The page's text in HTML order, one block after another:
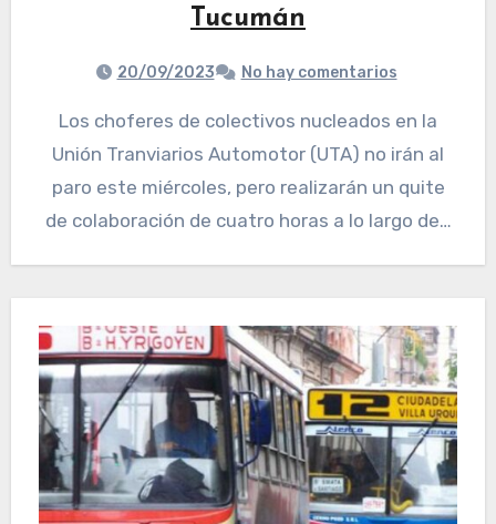
Tucumán
20/09/2023 No hay comentarios
Los choferes de colectivos nucleados en la
Unión Tranviarios Automotor (UTA) no irán al
paro este miércoles, pero realizarán un quite
de colaboración de cuatro horas a lo largo de…